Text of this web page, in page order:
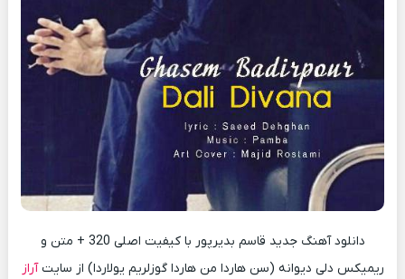
دانلود آهنگ جدید قاسم بدیرپور با کیفیت اصلی 320 + متن و
ریمیکس دلی دیوانه (سن هاردا من هاردا گوزلریم یولاردا) از سایتآراز